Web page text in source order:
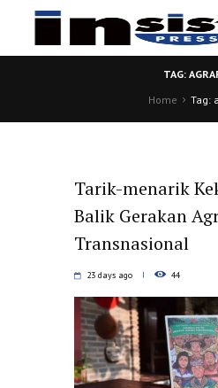
TAG:
Home
Tag:
Tarik-menarik
Balik Gerakan
Transnasional
23 days ago 44